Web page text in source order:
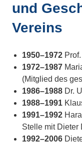
und
Vereins
1950–1972
1972–1987
(Mitglied des
1986–1988 Dr.
1988–1991
1991–1992
Stelle mit Dieter
1992–2006